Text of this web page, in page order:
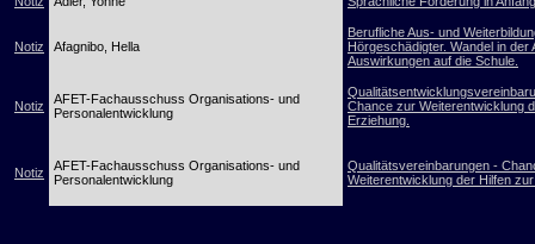
Notiz Afagnibo, Hella
Berufliche Aus- und
Hörgeschädigter. Wandel in der
Auswirkungen auf die Schule.
Notiz
AFET-Fachausschuss Organisations- und
Personalentwicklung
Chance zur Weiterentwicklung
Erziehung.
Notiz
AFET-Fachausschuss Organisations- und
Personalentwicklung
Qualitätsvereinbarungen -
Weiterentwicklung der Hilfen